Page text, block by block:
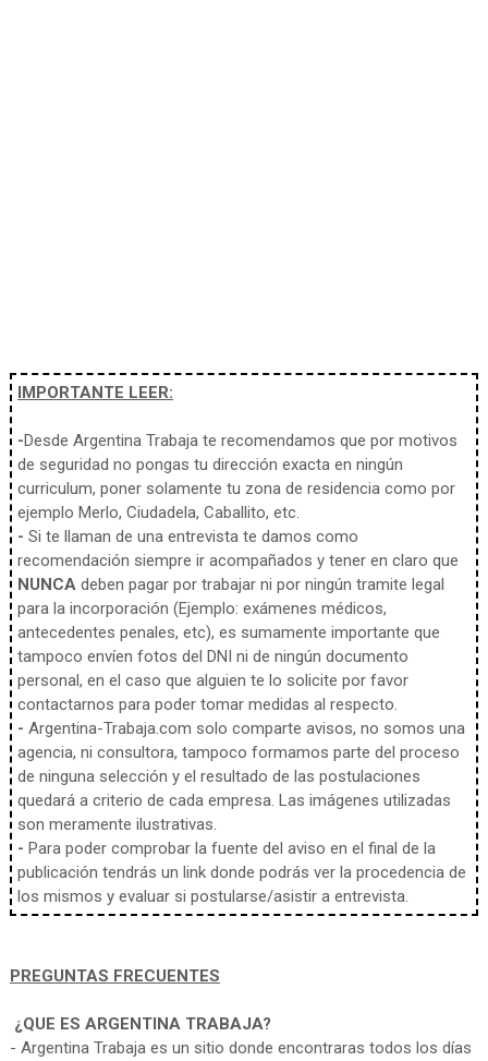
IMPORTANTE LEER:
-Desde Argentina Trabaja te recomendamos que por motivos
de seguridad no pongas tu dirección exacta en ningún
curriculum, poner solamente tu zona de residencia como por
ejemplo Merlo, Ciudadela, Caballito, etc.
- Si te llaman de una entrevista te damos como
recomendación siempre ir acompañados y tener en claro que
NUNCAdeben pagar por trabajar ni por ningún tramite legal
para la incorporación (Ejemplo: exámenes médicos,
antecedentes penales, etc), es sumamente importante que
tampoco envíen fotos del DNI ni de ningún documento
personal, en el caso que alguien te lo solicite por favor
contactarnos para poder tomar medidas al respecto.
- Argentina-Trabaja.com solo comparte avisos, no somos una
agencia, ni consultora, tampoco formamos parte del proceso
de ninguna selección y el resultado de las postulaciones
quedará a criterio de cada empresa. Las imágenes utilizadas
son meramente ilustrativas.
- Para poder comprobar la fuente del aviso en el final de la
publicación tendrás un link donde podrás ver la procedencia de
los mismos y evaluar si postularse/asistir a entrevista.
PREGUNTAS FRECUENTES
¿QUE ES ARGENTINA TRABAJA?
- Argentina Trabaja es un sitio donde encontraras todos los días